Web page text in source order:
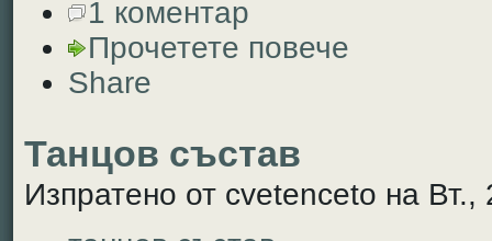
1 коментар
Прочетете повече
Share
Танцов състав
Изпратено от cvetenceto на